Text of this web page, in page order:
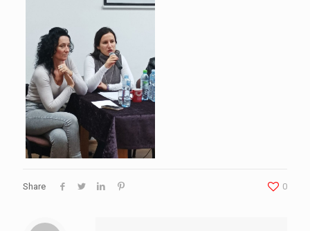
Share 0